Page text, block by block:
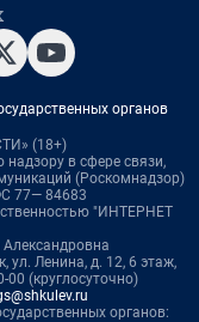
органов
(18+)
в сфере связи,
(Роскомнадзор)
77— 84683
"ИНТЕРНЕТ
ул. Ленина, д. 12, 6 этаж,
00 (круглосуточно)
органов: